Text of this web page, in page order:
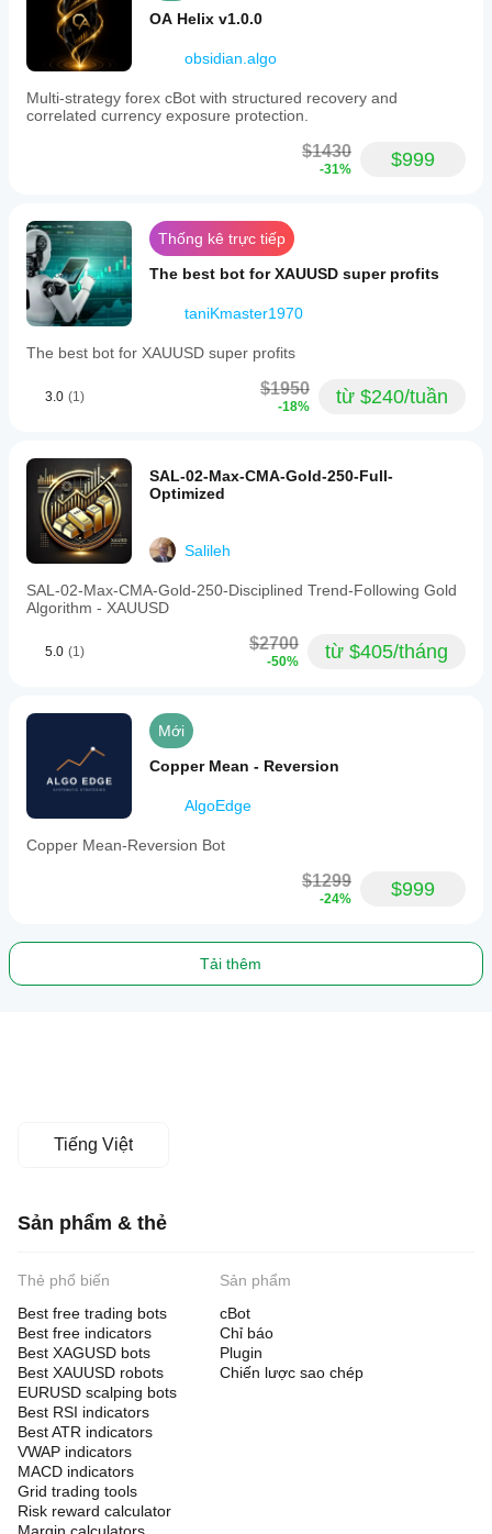
OA Helix v1.0.0
obsidian.algo
Multi-strategy forex cBot with structured recovery and
correlated currency exposure protection.
$1430
-31% $999
Thống kê trực tiếp
The best bot for XAUUSD super profits
taniKmaster1970
The best bot for XAUUSD super profits
3.0 (1) $1950
-18% từ $240/tuần
SAL-02-Max-CMA-Gold-250-Full-
Optimized
Salileh
SAL-02-Max-CMA-Gold-250-Disciplined Trend-Following Gold
Algorithm - XAUUSD
5.0 (1) $2700
-50% từ $405/tháng
Mới
Copper Mean - Reversion
AlgoEdge
Copper Mean-Reversion Bot
$1299
-24% $999
Tải thêm
Tiếng Việt
Sản phẩm & thẻ
Thẻ phổ biến
Best free trading bots
Best free indicators
Best XAGUSD bots
Best XAUUSD robots
EURUSD scalping bots
Best RSI indicators
Best ATR indicators
VWAP indicators
MACD indicators
Grid trading tools
Risk reward calculator
Sản phẩm
cBot
Chỉ báo
Plugin
Chiến lược sao chép